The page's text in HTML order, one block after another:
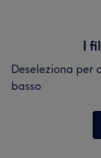
I
Deseleziona per
basso